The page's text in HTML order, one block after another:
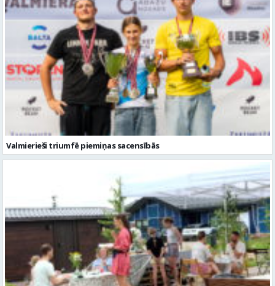
Valmierieši triumfē piemiņas sacensībās